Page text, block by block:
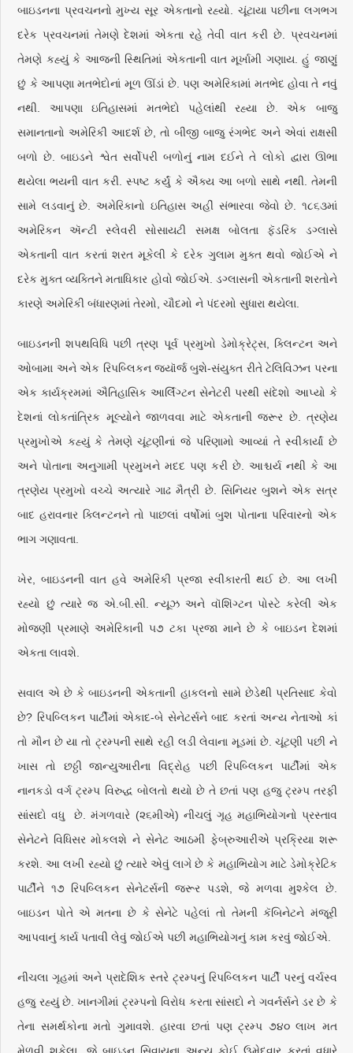
બાઇડનના પ્રવચનનો મુખ્ય સૂર એકતાનો રહ્યો. ચૂંટાયા પછીના લગભગ
દરેક પ્રવચનમાં તેમણે દેશમાં એકતા રહે તેવી વાત કરી છે. પ્રવચનમાં
તેમણે કહ્યું કે આજની સ્થિતિમાં એકતાની વાત મૂર્ખામી ગણાય. હું જાણું
છું કે આપણા મતભેદોનાં મૂળ ઊંડાં છે. પણ અમેરિકામાં મતભેદ હોવા તે નવું
નથી. આપણા ઇતિહાસમાં મતભેદો પહેલાંથી રહ્યા છે. એક બાજુ
સમાનતાનો અમેરિકી આદર્શ છે, તો બીજી બાજુ રંગભેદ અને એવાં રાક્ષસી
બળો છે. બાઇડને શ્વેત સર્વોપરી બળોનું નામ દઈને તે લોકો દ્વારા ઊભા
થયેલા ભયની વાત કરી. સ્પષ્ટ કર્યું કે ઐક્ય આ બળો સાથે નથી. તેમની
સામે લડવાનું છે. અમેરિકાનો ઇતિહાસ અહીં સંભારવા જેવો છે. ૧૮૬૩માં
અમેરિકન ઍન્ટી સ્લેવરી સોસાયટી સમક્ષ બોલતા ફૅડરિક ડગ્લાસે
એકતાની વાત કરતાં શરત મૂકેલી કે દરેક ગુલામ મુક્ત થવો જોઈએ ને
દરેક મુક્ત વ્યક્તિને મતાધિકાર હોવો જોઈએ. ડગ્લાસની એકતાની શરતોને
કારણે અમેરિકી બંધારણમાં તેરમો, ચૌદમો ને પંદરમો સુધારા થયેલા.
બાઇડનની શપથવિધિ પછી ત્રણ પૂર્વ પ્રમુખો ડેમોક્રેટ્‌સ, ક્લિન્ટન અને
ઓબામા અને એક રિપબ્લિકન જ્યૉર્જ બુશે-સંયુક્ત રીતે ટેલિવિઝન પરના
એક કાર્યક્રમમાં ઐતિહાસિક આર્લિંગ્ટન સેનેટરી પરથી સંદેશો આપ્યો કે
દેશનાં લોકતાંત્રિક મૂલ્યોને જાળવવા માટે એકતાની જરૂર છે. ત્રણેય
પ્રમુખોએ કહ્યું કે તેમણે ચૂંટણીનાં જે પરિણામો આવ્યાં તે સ્વીકાર્યાં છે
અને પોતાના અનુગામી પ્રમુખને મદદ પણ કરી છે. આશ્ચર્ય નથી કે આ
ત્રણેય પ્રમુખો વચ્ચે અત્યારે ગાઢ મૈત્રી છે. સિનિયર બુશને એક સત્ર
બાદ હરાવનાર ક્લિન્ટનને તો પાછલાં વર્ષોમાં બુશ પોતાના પરિવારનો એક
ભાગ ગણાવતા.
ખેર, બાઇડનની વાત હવે અમેરિકી પ્રજા સ્વીકારતી થઈ છે. આ લખી
રહ્યો છું ત્યારે જ એ.બી.સી. ન્યૂઝ અને વૉશિંગ્ટન પોસ્ટે કરેલી એક
મોજણી પ્રમાણે અમેરિકાની ૫૭ ટકા પ્રજા માને છે કે બાઇડન દેશમાં
એકતા લાવશે.
સવાલ એ છે કે બાઇડનની એકતાની હાકલનો સામે છેડેથી પ્રતિસાદ કેવો
છે? રિપબ્લિકન પાર્ટીમાં એકાદ-બે સેનેટર્સને બાદ કરતાં અન્ય નેતાઓ કાં
તો મૌન છે યા તો ટ્રમ્પની સાથે રહી લડી લેવાના મૂડમાં છે. ચૂંટણી પછી ને
ખાસ તો છઠ્ઠી જાન્યુઆરીના વિદ્રોહ પછી રિપબ્લિકન પાર્ટીમાં એક
નાનકડો વર્ગ ટ્રમ્પ વિરુદ્ધ બોલતો થયો છે તે છતાં પણ હજુ ટ્રમ્પ તરફી
સાંસદો વધુ છે. મંગળવારે (૨૬મીએ) નીચલું ગૃહ મહાભિયોગનો પ્રસ્તાવ
સેનેટને વિધિસર મોકલશે ને સેનેટ આઠમી ફેબ્રુઆરીએ પ્રક્રિયા શરૂ
કરશે. આ લખી રહ્યો છું ત્યારે એવું લાગે છે કે મહાભિયોગ માટે ડેમોક્રેટિક
પાર્ટીને ૧૭ રિપબ્લિકન સેનેટર્સની જરૂર પડશે, જે મળવા મુશ્કેલ છે.
બાઇડન પોતે એ મતના છે કે સેનેટે પહેલાં તો તેમની કૅબિનેટને મંજૂરી
આપવાનું કાર્ય પતાવી લેવું જોઈએ પછી મહાભિયોગનું કામ કરવું જોઈએ.
નીચલા ગૃહમાં અને પ્રાદેશિક સ્તરે ટ્રમ્પનું રિપબ્લિકન પાર્ટી પરનું વર્ચસ્વ
હજુ રહ્યું છે. ખાનગીમાં ટ્રમ્પનો વિરોધ કરતા સાંસદો ને ગવર્નર્સને ડર છે કે
તેના સમર્થકોના મતો ગુમાવશે. હારવા છતાં પણ ટ્રમ્પ ૭૪૦ લાખ મત